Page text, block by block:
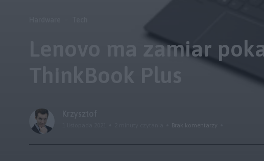
Lenovo ma zamiar
Brak komentarzy